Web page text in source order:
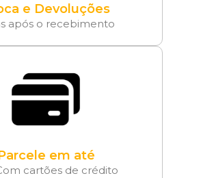
e Devoluções
após o recebimento
em até
cartões de crédito